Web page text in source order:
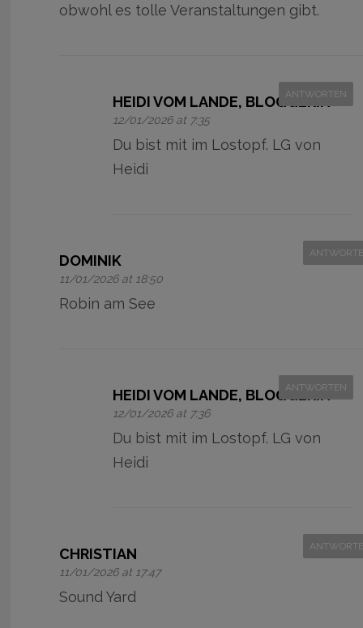
obwohl es tolle Veranstaltungen gibt.
HEIDI VOM LANDE, BLOGGERIN
12/01/2026 at 7:35
ANTWORTEN
Du bist mit im Lostopf. LG von
Heidi
DOMINIK
11/01/2026 at 18:50
Robin am See
HEIDI VOM LANDE, BLOGGERIN
12/01/2026 at 7:36
ANTWORTEN
Du bist mit im Lostopf. LG von
Heidi
CHRISTIAN
11/01/2026 at 17:47
Sound Yard